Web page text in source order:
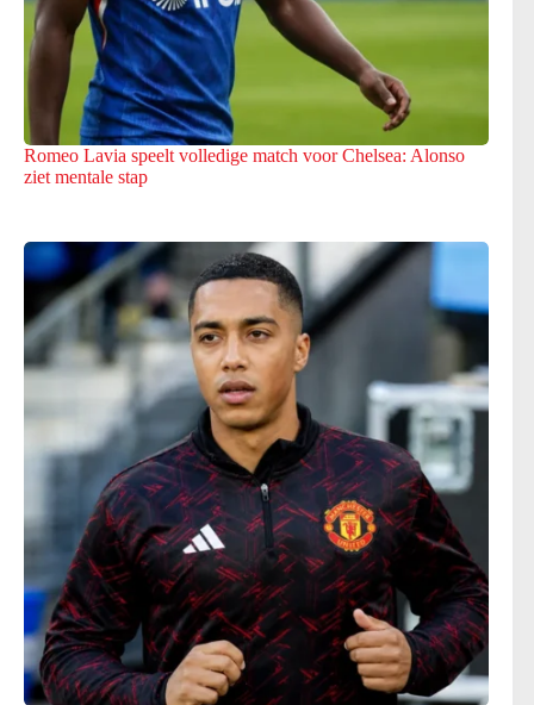
Romeo Lavia speelt volledige match voor Chelsea: Alonso
ziet mentale stap